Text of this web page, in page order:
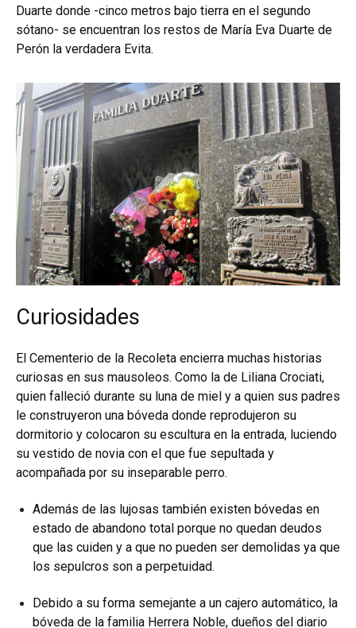
Duarte donde -cinco metros bajo tierra en el segundo
sótano- se encuentran los restos de María Eva Duarte de
Perón la verdadera Evita.
Curiosidades
El Cementerio de la Recoleta encierra muchas historias
curiosas en sus mausoleos. Como la de Liliana Crociati,
quien falleció durante su luna de miel y a quien sus padres
le construyeron una bóveda donde reprodujeron su
dormitorio y colocaron su escultura en la entrada, luciendo
su vestido de novia con el que fue sepultada y
acompañada por su inseparable perro.
Además de las lujosas también existen bóvedas en
estado de abandono total porque no quedan deudos
que las cuiden y a que no pueden ser demolidas ya que
los sepulcros son a perpetuidad.
Debido a su forma semejante a un cajero automático, la
bóveda de la familia Herrera Noble, dueños del diario